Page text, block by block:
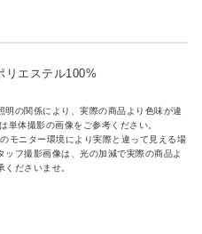
リエステル100%
の関係により、実際の商品より色味が違
単体撮影の画像をご参考ください。
モニター環境により実際と違って見える場
フ撮影画像は、光の加減で実際の商品よ
ださいませ。